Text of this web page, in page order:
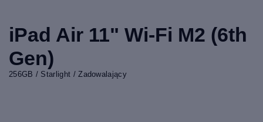
iPad Air 11" Wi-Fi M2 (6th
Gen)
256GB / Starlight / Zadowalający